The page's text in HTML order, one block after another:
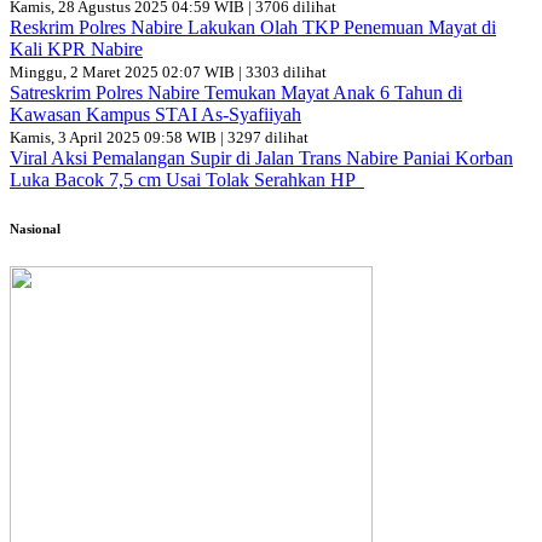
Kamis, 28 Agustus 2025 04:59 WIB | 3706 dilihat
Reskrim Polres Nabire Lakukan Olah TKP Penemuan Mayat di
Kali KPR Nabire
Minggu, 2 Maret 2025 02:07 WIB | 3303 dilihat
Satreskrim Polres Nabire Temukan Mayat Anak 6 Tahun di
Kawasan Kampus STAI As-Syafiiyah
Kamis, 3 April 2025 09:58 WIB | 3297 dilihat
Viral Aksi Pemalangan Supir di Jalan Trans Nabire Paniai Korban
Luka Bacok 7,5 cm Usai Tolak Serahkan HP
Nasional